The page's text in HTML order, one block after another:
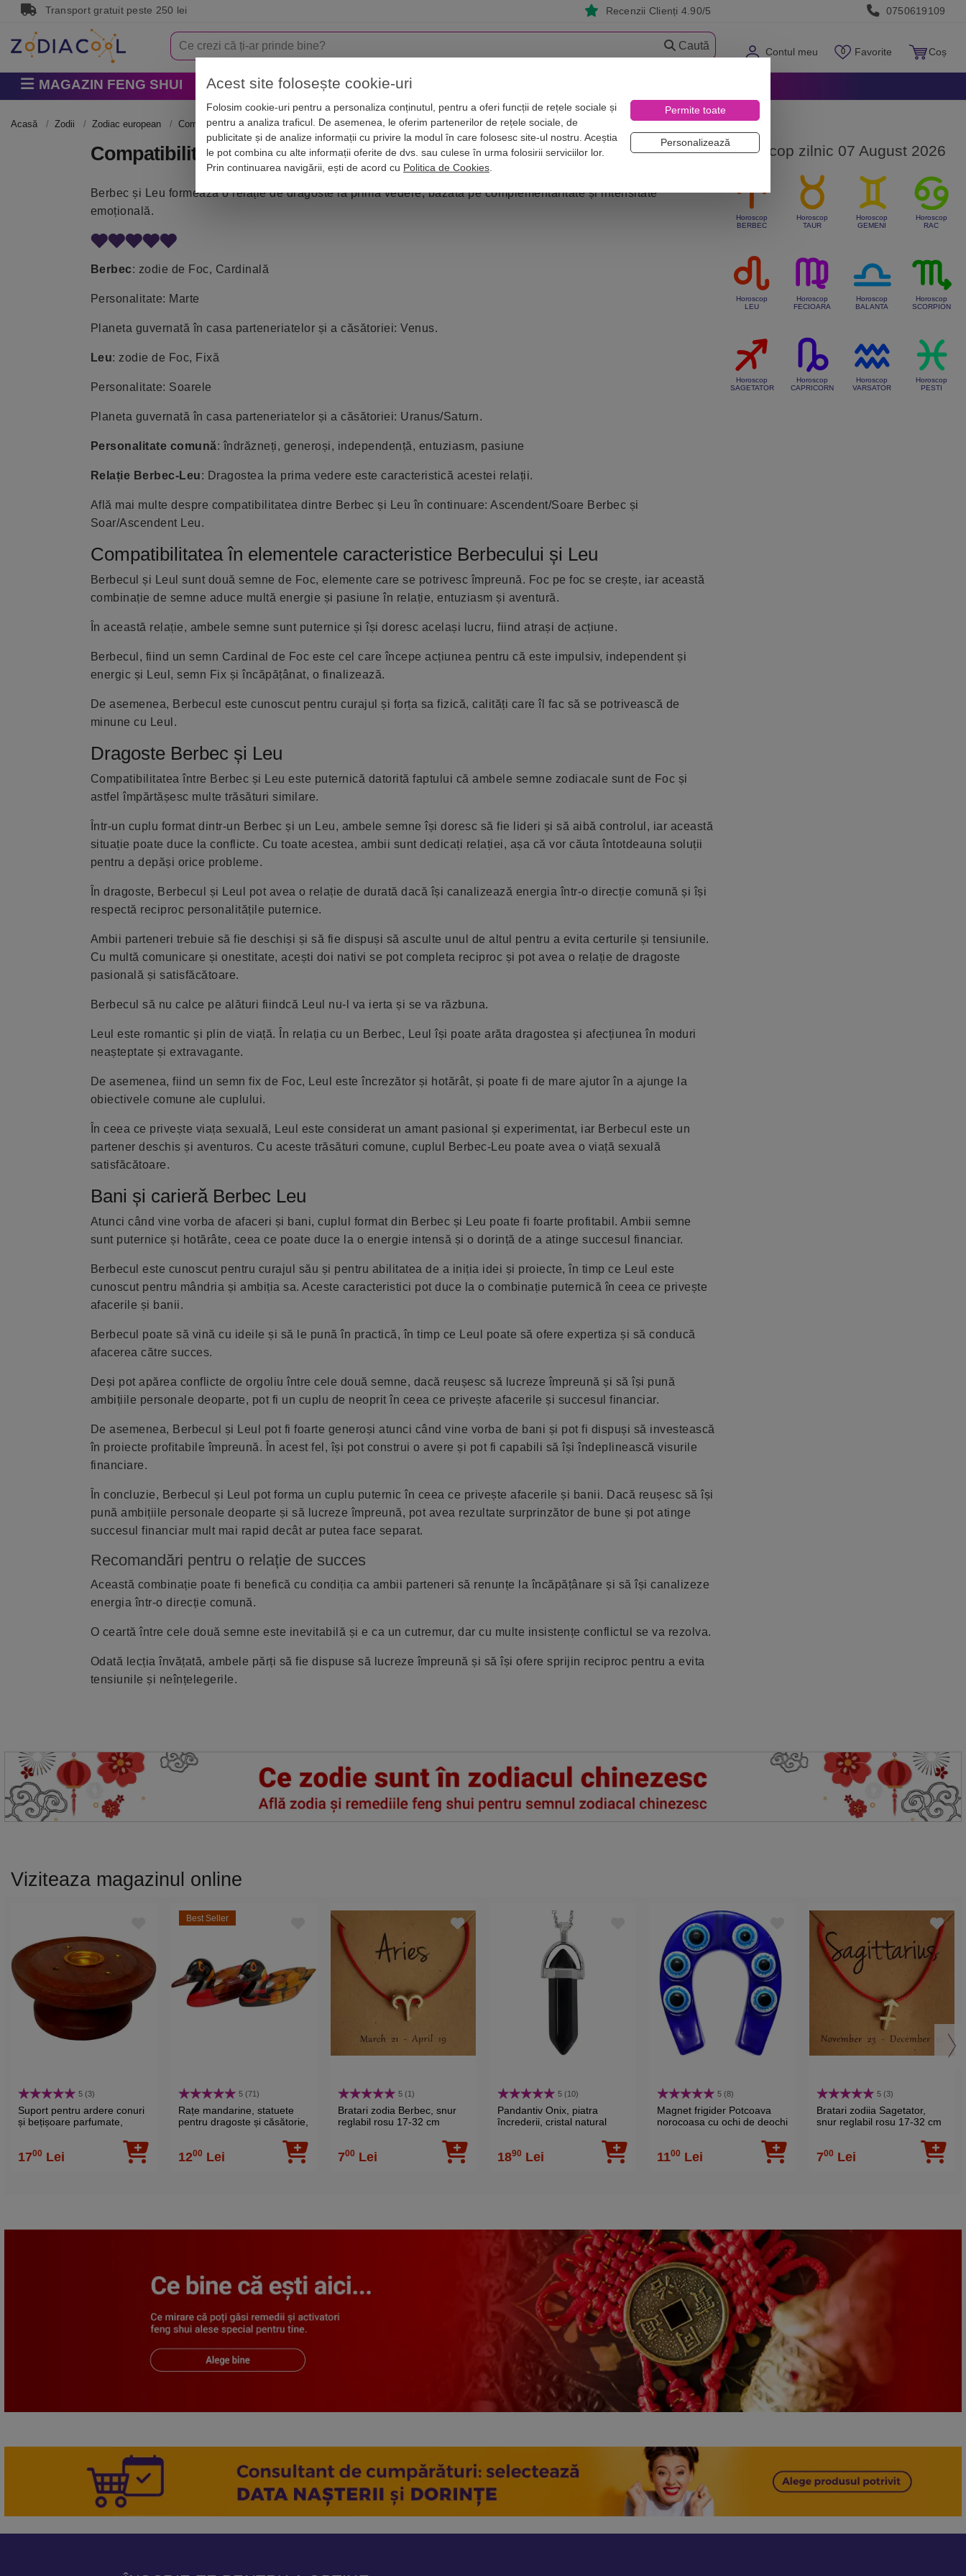
Transport gratuit peste 250 lei Recenzii Clienți 4.90/5 0750619109
Contul meu Favorite Coș
Caută
MAGAZIN FENG SHUI Horoscop Zodii Astrologie Numerologie
Acasă Zodii Zodiac european Compatibilitate zodii
Compatibilitatea Berbec - Leu
Berbec și Leu formează o relație de dragoste la prima vedere, bazată pe complementaritate și intensitate
emoțională.
Berbec: zodie de Foc, Cardinală
Personalitate: Marte
Planeta guvernată în casa parteneriatelor și a căsătoriei: Venus.
Leu: zodie de Foc, Fixă
Personalitate: Soarele
Planeta guvernată în casa parteneriatelor și a căsătoriei: Uranus/Saturn.
Personalitate comună: îndrăzneți, generoși, independență, entuziasm, pasiune
Relație Berbec-Leu: Dragostea la prima vedere este caracteristică acestei relații.
Află mai multe despre compatibilitatea dintre Berbec și Leu în continuare: Ascendent/Soare Berbec și
Soar/Ascendent Leu.
Compatibilitatea în elementele caracteristice Berbecului și Leu
Berbecul și Leul sunt două semne de Foc, elemente care se potrivesc împreună. Foc pe foc se crește, iar această
combinație de semne aduce multă energie și pasiune în relație, entuziasm și aventură.
În această relație, ambele semne sunt puternice și își doresc același lucru, fiind atrași de acțiune.
Berbecul, fiind un semn Cardinal de Foc este cel care începe acțiunea pentru că este impulsiv, independent și
energic și Leul, semn Fix și încăpățânat, o finalizează.
De asemenea, Berbecul este cunoscut pentru curajul și forța sa fizică, calități care îl fac să se potrivească de
minune cu Leul.
Dragoste Berbec și Leu
Compatibilitatea între Berbec și Leu este puternică datorită faptului că ambele semne zodiacale sunt de Foc și
astfel împărtășesc multe trăsături similare.
Într-un cuplu format dintr-un Berbec și un Leu, ambele semne își doresc să fie lideri și să aibă controlul, iar această
situație poate duce la conflicte. Cu toate acestea, ambii sunt dedicați relației, așa că vor căuta întotdeauna soluții
pentru a depăși orice probleme.
În dragoste, Berbecul și Leul pot avea o relație de durată dacă își canalizează energia într-o direcție comună și își
respectă reciproc personalitățile puternice.
Ambii parteneri trebuie să fie deschiși și să fie dispuși să asculte unul de altul pentru a evita certurile și tensiunile.
Cu multă comunicare și onestitate, acești doi nativi se pot completa reciproc și pot avea o relație de dragoste
pasională și satisfăcătoare.
Berbecul să nu calce pe alături fiindcă Leul nu-l va ierta și se va răzbuna.
Leul este romantic și plin de viață. În relația cu un Berbec, Leul își poate arăta dragostea și afecțiunea în moduri
neașteptate și extravagante.
De asemenea, fiind un semn fix de Foc, Leul este încrezător și hotărât, și poate fi de mare ajutor în a ajunge la
obiectivele comune ale cuplului.
În ceea ce privește viața sexuală, Leul este considerat un amant pasional și experimentat, iar Berbecul este un
partener deschis și aventuros. Cu aceste trăsături comune, cuplul Berbec-Leu poate avea o viață sexuală
satisfăcătoare.
Bani și carieră Berbec Leu
Atunci când vine vorba de afaceri și bani, cuplul format din Berbec și Leu poate fi foarte profitabil. Ambii semne
sunt puternice și hotărâte, ceea ce poate duce la o energie intensă și o dorință de a atinge succesul financiar.
Berbecul este cunoscut pentru curajul său și pentru abilitatea de a iniția idei și proiecte, în timp ce Leul este
cunoscut pentru mândria și ambiția sa. Aceste caracteristici pot duce la o combinație puternică în ceea ce privește
afacerile și banii.
Berbecul poate să vină cu ideile și să le pună în practică, în timp ce Leul poate să ofere expertiza și să conducă
afacerea către succes.
Deși pot apărea conflicte de orgoliu între cele două semne, dacă reușesc să lucreze împreună și să își pună
ambițiile personale deoparte, pot fi un cuplu de neoprit în ceea ce privește afacerile și succesul financiar.
De asemenea, Berbecul și Leul pot fi foarte generoși atunci când vine vorba de bani și pot fi dispuși să investească
în proiecte profitabile împreună. În acest fel, își pot construi o avere și pot fi capabili să își îndeplinească visurile
financiare.
În concluzie, Berbecul și Leul pot forma un cuplu puternic în ceea ce privește afacerile și banii. Dacă reușesc să își
pună ambițiile personale deoparte și să lucreze împreună, pot avea rezultate surprinzător de bune și pot atinge
succesul financiar mult mai rapid decât ar putea face separat.
Recomandări pentru o relație de succes
Această combinație poate fi benefică cu condiția ca ambii parteneri să renunțe la încăpățânare și să își canalizeze
energia într-o direcție comună.
O ceartă între cele două semne este inevitabilă și e ca un cutremur, dar cu multe insistențe conflictul se va rezolva.
Odată lecția învățată, ambele părți să fie dispuse să lucreze împreună și să își ofere sprijin reciproc pentru a evita
tensiunile și neînțelegerile.
Horoscop zilnic 07 August 2026
Horoscop
BERBEC
Horoscop
TAUR
Horoscop
GEMENI
Horoscop
RAC
Horoscop
LEU
Horoscop
FECIOARA
Horoscop
BALANTA
Horoscop
SCORPION
Horoscop
SAGETATOR
Horoscop
CAPRICORN
Horoscop
VARSATOR
Horoscop
PESTI
Viziteaza magazinul online
5 (3)
Suport pentru ardere conuri
și bețișoare parfumate,
1700 Lei
Best Seller
5 (71)
Rațe mandarine, statuete
pentru dragoste și căsătorie,
1200 Lei
5 (1)
Bratari zodia Berbec, snur
reglabil rosu 17-32 cm
700 Lei
5 (10)
Pandantiv Onix, piatra
încrederii, cristal natural
1890 Lei
5 (8)
Magnet frigider Potcoava
norocoasa cu ochi de deochi
1100 Lei
5 (3)
Bratari zodiia Sagetator,
snur reglabil rosu 17-32 cm
700 Lei
Acest site folosește cookie-uri
Folosim cookie-uri pentru a personaliza conținutul, pentru a oferi funcții de rețele sociale și
pentru a analiza traficul. De asemenea, le oferim partenerilor de rețele sociale, de
publicitate și de analize informații cu privire la modul în care folosesc site-ul nostru. Aceștia
le pot combina cu alte informații oferite de dvs. sau culese în urma folosirii serviciilor lor.
Prin continuarea navigării, ești de acord cu Politica de Cookies.
Permite toate
Personalizează